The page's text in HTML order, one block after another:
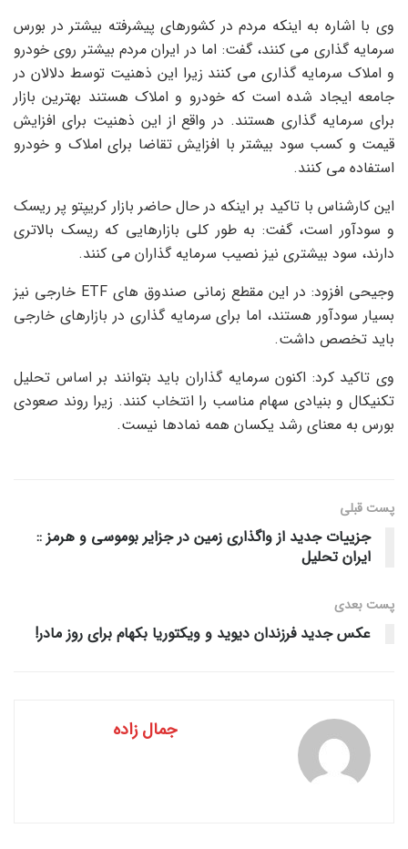
وی با اشاره به اینکه مردم در کشورهای پیشرفته بیشتر در بورس
سرمایه گذاری می کنند، گفت: اما در ایران مردم بیشتر روی خودرو
و املاک سرمایه گذاری می کنند زیرا این ذهنیت توسط دلالان در
جامعه ایجاد شده است که خودرو و املاک هستند بهترین بازار
برای سرمایه گذاری هستند. در واقع از این ذهنیت برای افزایش
قیمت و کسب سود بیشتر با افزایش تقاضا برای املاک و خودرو
استفاده می کنند.
این کارشناس با تاکید بر اینکه در حال حاضر بازار کریپتو پر ریسک
و سودآور است، گفت: به طور کلی بازارهایی که ریسک بالاتری
دارند، سود بیشتری نیز نصیب سرمایه گذاران می کنند.
وجیحی افزود: در این مقطع زمانی صندوق های ETF خارجی نیز
بسیار سودآور هستند، اما برای سرمایه گذاری در بازارهای خارجی
باید تخصص داشت.
وی تاکید کرد: اکنون سرمایه گذاران باید بتوانند بر اساس تحلیل
تکنیکال و بنیادی سهام مناسب را انتخاب کنند. زیرا روند صعودی
بورس به معنای رشد یکسان همه نمادها نیست.
پست قبلی
جزییات جدید از واگذاری زمین در جزایر بوموسی و هرمز ::
ایران تحلیل
پست‌ بعدی
عکس جدید فرزندان دیوید و ویکتوریا بکهام برای روز مادر!
جمال زاده